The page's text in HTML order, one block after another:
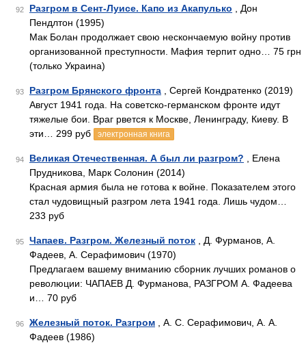
92 Разгром в Сент-Луисе. Капо из Акапулько , Дон
Пендлтон (1995)
Мак Болан продолжает свою нескончаемую войну против
организованной преступности. Мафия терпит одно… 75 грн
(только Украина)
93 Разгром Брянского фронта , Сергей Кондратенко (2019)
Август 1941 года. На советско-германском фронте идут
тяжелые бои. Враг рвется к Москве, Ленинграду, Киеву. В
эти… 299 руб
электронная книга
94 Великая Отечественная. А был ли разгром? , Елена
Прудникова, Марк Солонин (2014)
Красная армия была не готова к войне. Показателем этого
стал чудовищный разгром лета 1941 года. Лишь чудом…
233 руб
95 Чапаев. Разгром. Железный поток , Д. Фурманов, А.
Фадеев, А. Серафимович (1970)
Предлагаем вашему вниманию сборник лучших романов о
революции: ЧАПАЕВ Д. Фурманова, РАЗГРОМ А. Фадеева
и… 70 руб
96 Железный поток. Разгром , А. С. Серафимович, А. А.
Фадеев (1986)